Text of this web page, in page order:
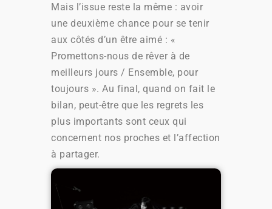
Mais l’issue reste la même : avoir
une deuxième chance pour se tenir
aux côtés d’un être aimé : «
Promettons-nous de rêver à de
meilleurs jours / Ensemble, pour
toujours ». Au final, quand on fait le
bilan, peut-être que les regrets les
plus importants sont ceux qui
concernent nos proches et l’affection
à partager.